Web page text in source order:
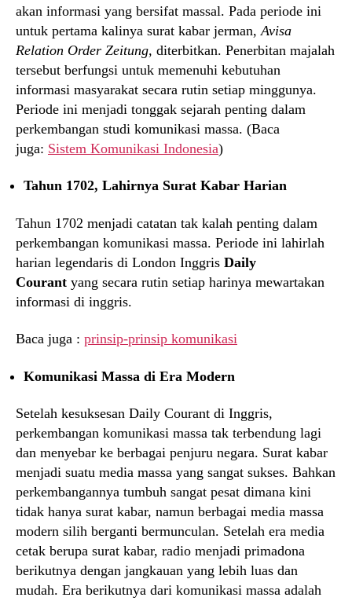
akan informasi yang bersifat massal. Pada periode ini
untuk pertama kalinya surat kabar jerman, Avisa
Relation Order Zeitung, diterbitkan. Penerbitan majalah
tersebut berfungsi untuk memenuhi kebutuhan
informasi masyarakat secara rutin setiap minggunya.
Periode ini menjadi tonggak sejarah penting dalam
perkembangan studi komunikasi massa. (Baca
juga: Sistem Komunikasi Indonesia)
Tahun 1702, Lahirnya Surat Kabar Harian
Tahun 1702 menjadi catatan tak kalah penting dalam
perkembangan komunikasi massa. Periode ini lahirlah
harian legendaris di London Inggris Daily
Courant yang secara rutin setiap harinya mewartakan
informasi di inggris.
Baca juga : prinsip-prinsip komunikasi
Komunikasi Massa di Era Modern
Setelah kesuksesan Daily Courant di Inggris,
perkembangan komunikasi massa tak terbendung lagi
dan menyebar ke berbagai penjuru negara. Surat kabar
menjadi suatu media massa yang sangat sukses. Bahkan
perkembangannya tumbuh sangat pesat dimana kini
tidak hanya surat kabar, namun berbagai media massa
modern silih berganti bermunculan. Setelah era media
cetak berupa surat kabar, radio menjadi primadona
berikutnya dengan jangkauan yang lebih luas dan
mudah. Era berikutnya dari komunikasi massa adalah